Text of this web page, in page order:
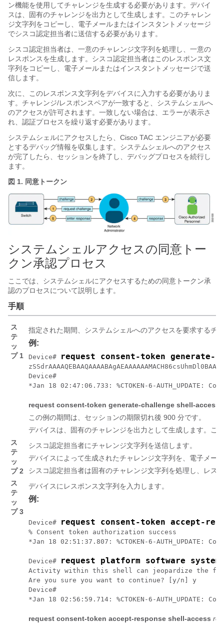
ン機能を使用してチャレンジを生成する必要があります。デバイ
スは、固有のチャレンジを出力として生成します。このチャレン
ジ文字列をコピーし、電子メールまたはインスタントメッセージ
でシスコ認定担当者に送信する必要があります。
シスコ認定担当者は、一意のチャレンジ文字列を処理し、一意の
レスポンスを生成します。シスコ認定担当者はこのレスポンス文
字列をコピーし、電子メールまたはインスタントメッセージで送
信します。
次に、このレスポンス文字列をデバイスに入力する必要がありま
す。チャレンジ/レスポンスペアが一致すると、システムシェルへ
のアクセスが許可されます。一致しない場合は、エラーが表示さ
れ、認証プロセスを繰り返す必要があります。
システムシェルにアクセスしたら、Cisco TAC エンジニアが必要
とするデバッグ情報を収集します。システムシェルへのアクセス
が完了したら、セッションを終了し、デバッグプロセスを続行し
ます。
図 1. 同意トークン
システムシェルアクセスの同意トー
クン承認プロセス
ここでは、システムシェルにアクセスするための同意トークン承
認のプロセスについて説明します。
手順
ス
テ
ッ
プ 1
指定された期間、システムシェルへのアクセスを要求するチ
例:
Device# request consent-token generate-
Device#
request consent-token generate-challenge shell-access
この例の期間は、セッションの期限切れ後 900 分です。
デバイスは、固有のチャレンジを出力として生成します。こ
ス
テ
ッ
プ 2
シスコ認定担当者にチャレンジ文字列を送信します。
デバイスによって生成されたチャレンジ文字列を、電子メー
シスコ認定担当者は固有のチャレンジ文字列を処理し、レス
ス
テ
ッ
プ 3
デバイスにレスポンス文字列を入力します。
例:
Device# request consent-token accept-response
% Consent token authorization success
*Jan 18 02:51:37.807: %CTOKEN-6-
Device# request platform software
Activity within this shell can jeopardize the
Are you sure you want to continue? [y/n] y
Device#
request consent-token accept-response shell-access